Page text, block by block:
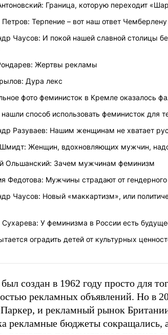
Граница, которую переходит
Петров: Терпение – вот наш ответ Чемберлену
Чаусов: И покой нашей славной столицы
Жертвы рекламы
Дура лекс
фото феминисток в Кремле оказалось
способ использовать феминисток для
Разуваев: Нашим женщинам не хватает
Женщин, вдохновляющих мужчин, надо
Ольшанский: Зачем мужчинам феминизм
Федотова: Мужчины страдают от гендерного
Чаусов: Новый «маккартизм», или
Сухарева: У феминизма в России есть
оградить детей от культурных
создан в 1962 году просто для
рекламных объявлений. Но в
и рекламный рынок
рекламные бюджеты сокращались, а